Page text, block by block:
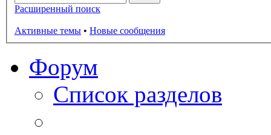
Расширенный поиск
Активные темы • Новые сообщения
Форум
Список разделов